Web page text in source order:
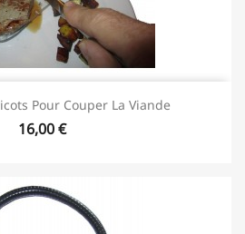
Pour Couper La Viande
16,00 €